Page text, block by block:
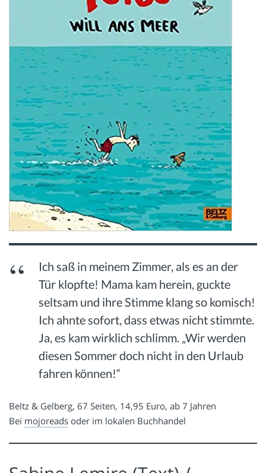
Ich saß in meinem Zimmer, als es an der
Tür klopfte! Mama kam herein, guckte
seltsam und ihre Stimme klang so komisch!
Ich ahnte sofort, dass etwas nicht stimmte.
Ja, es kam wirklich schlimm. „Wir werden
diesen Sommer doch nicht in den Urlaub
fahren können!“
Beltz & Gelberg, 67 Seiten, 14,95 Euro, ab 7 Jahren
Bei mojoreads oder im lokalen Buchhandel